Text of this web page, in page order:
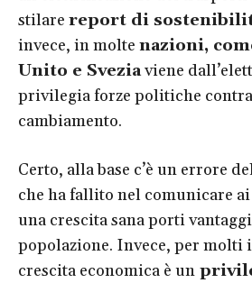
stilare report di
invece, in molte nazioni,
Unito e Sveziaviene
privilegia forze politiche
cambiamento.
Certo, alla base c’è un errore
che ha fallito nel comunicare
una crescita sana porti
popolazione. Invece, per
crescita economica è un